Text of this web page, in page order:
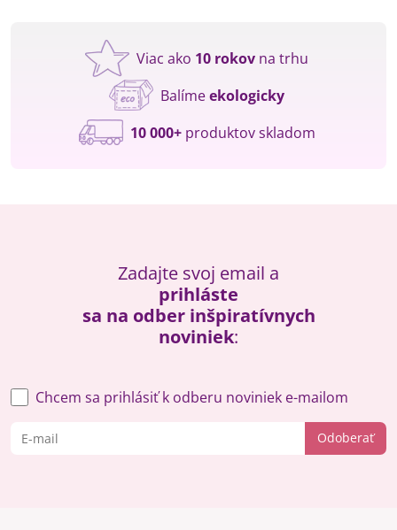
Viac ako 10 rokov na trhu
Balímeekologicky
10 000+produktov skladom
Zadajte svoj email a
prihláste
sa na odber inšpiratívnych
noviniek:
Odoberať
Chcem sa prihlásiť k odberu noviniek e-mailom